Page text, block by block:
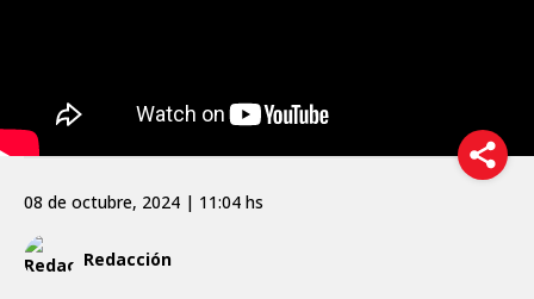
Redacción
08 de octubre, 2024 | 11:04 hs